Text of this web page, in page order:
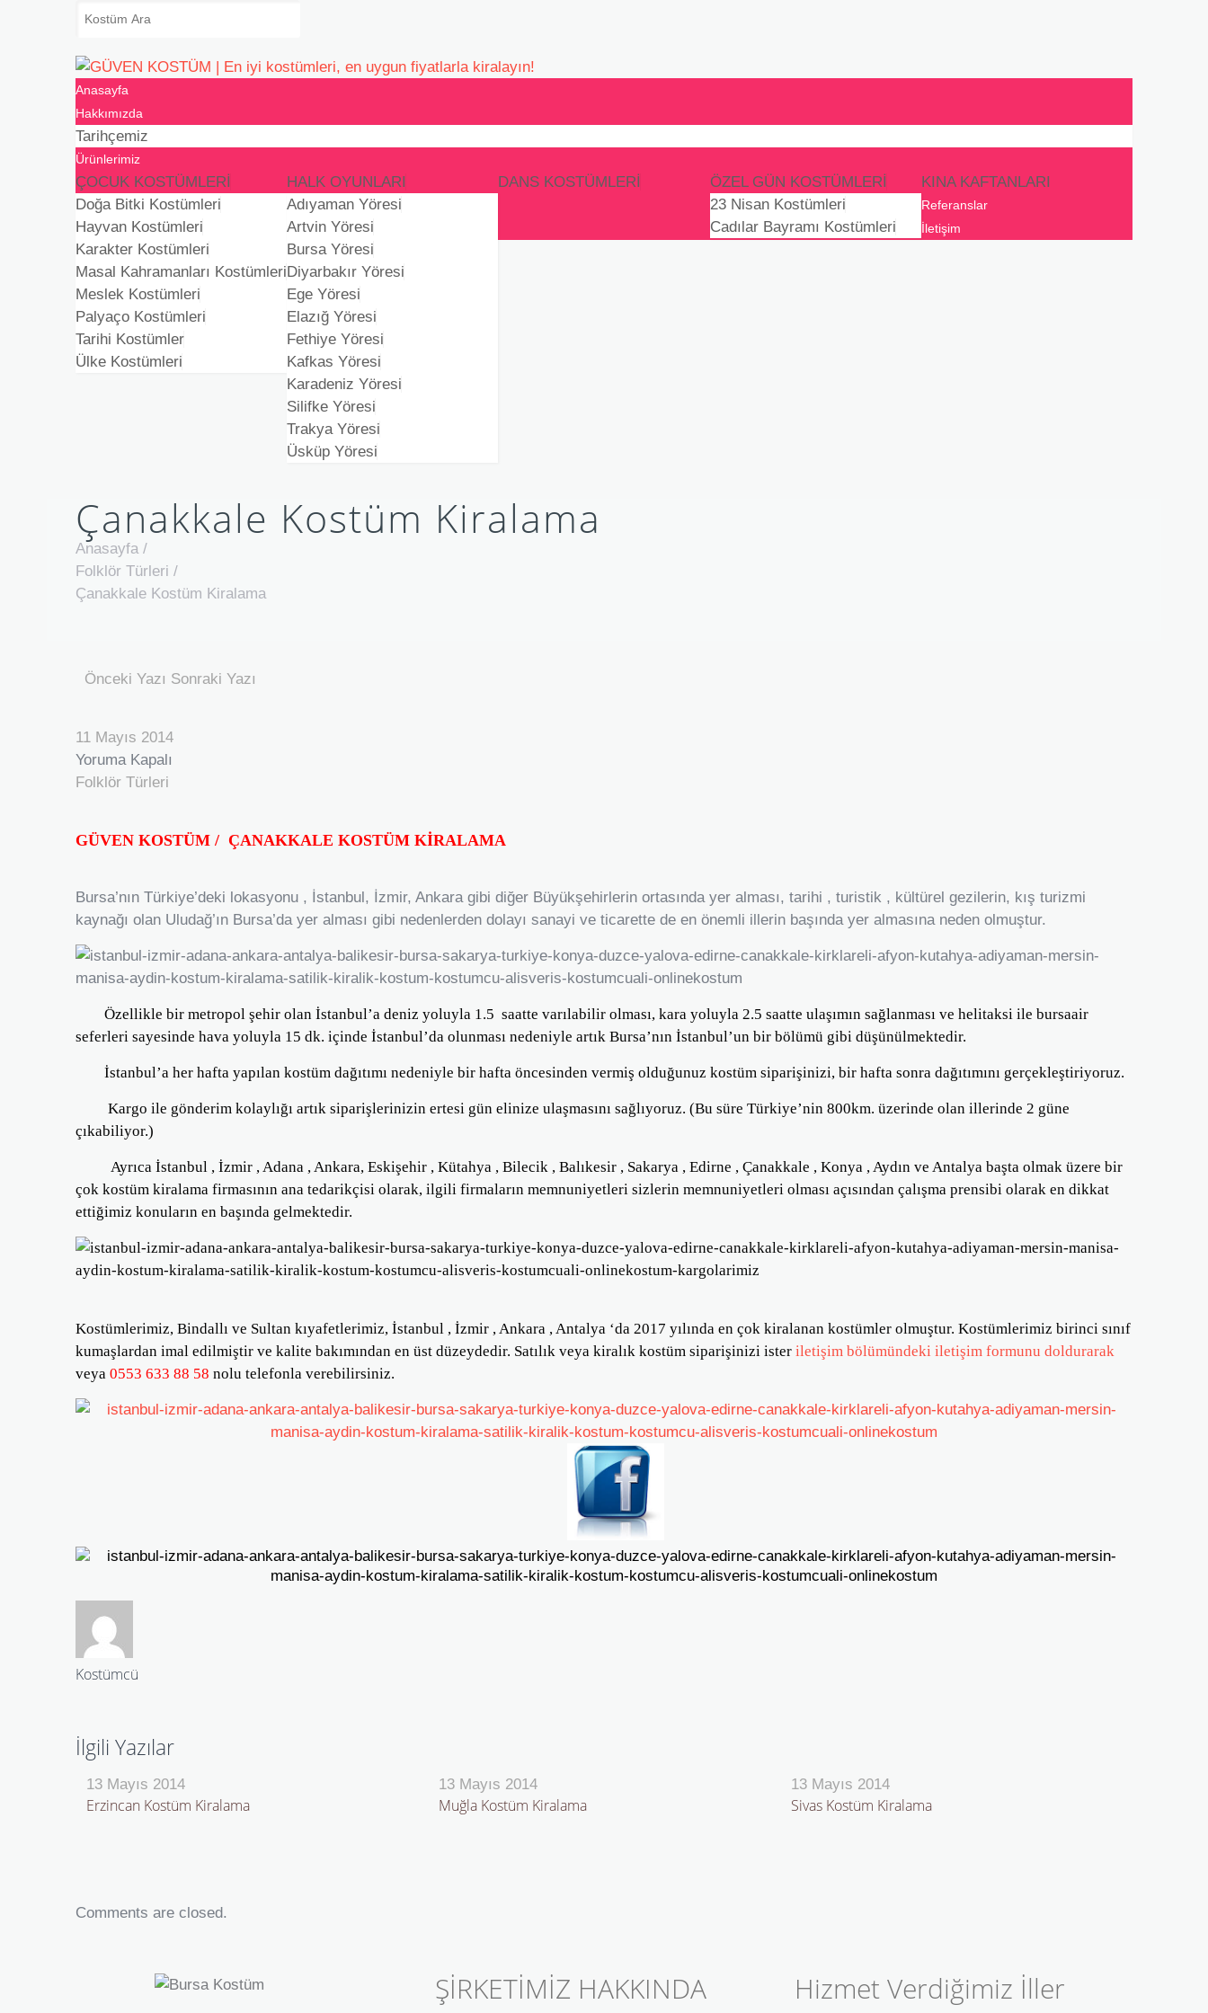
Anasayfa
Hakkımızda
Tarihçemiz
Ürünlerimiz
ÇOCUK KOSTÜMLERI
Doğa Bitki Kostümleri
Hayvan Kostümleri
Karakter Kostümleri
Masal Kahramanları Kostümleri
Meslek Kostümleri
Palyaço Kostümleri
Tarihi Kostümler
Ülke Kostümleri
HALK OYUNLARI
Adıyaman Yöresi
Artvin Yöresi
Bursa Yöresi
Diyarbakır Yöresi
Ege Yöresi
Elazığ Yöresi
Fethiye Yöresi
Kafkas Yöresi
Karadeniz Yöresi
Silifke Yöresi
Trakya Yöresi
Üsküp Yöresi
DANS KOSTÜMLERI
ÖZEL GÜN KOSTÜMLERI
23 Nisan Kostümleri
Cadılar Bayramı Kostümleri
KINA KAFTANLARI
Referanslar
İletişim
Çanakkale Kostüm Kiralama
Anasayfa /
Folklör Türleri /
Çanakkale Kostüm Kiralama
Önceki Yazı Sonraki Yazı
11 Mayıs 2014
Yoruma Kapalı
Folklör Türleri
GÜVEN KOSTÜM / ÇANAKKALE KOSTÜM KİRALAMA
Bursa’nın Türkiye’deki lokasyonu , İstanbul, İzmir, Ankara gibi diğer Büyükşehirlerin ortasında yer alması, tarihi , turistik , kültürel gezilerin, kış turizmi
kaynağı olan Uludağ’ın Bursa’da yer alması gibi nedenlerden dolayı sanayi ve ticarette de en önemli illerin başında yer almasına neden olmuştur.
Özellikle bir metropol şehir olan İstanbul’a deniz yoluyla 1.5 saatte varılabilir olması, kara yoluyla 2.5 saatte ulaşımın sağlanması ve helitaksi ile bursaair
seferleri sayesinde hava yoluyla 15 dk. içinde İstanbul’da olunması nedeniyle artık Bursa’nın İstanbul’un bir bölümü gibi düşünülmektedir.
İstanbul’a her hafta yapılan kostüm dağıtımı nedeniyle bir hafta öncesinden vermiş olduğunuz kostüm siparişinizi, bir hafta sonra dağıtımını gerçekleştiriyoruz.
Kargo ile gönderim kolaylığı artık siparişlerinizin ertesi gün elinize ulaşmasını sağlıyoruz. (Bu süre Türkiye’nin 800km. üzerinde olan illerinde 2 güne
çıkabiliyor.)
Ayrıca İstanbul , İzmir , Adana , Ankara, Eskişehir , Kütahya , Bilecik , Balıkesir , Sakarya , Edirne , Çanakkale , Konya , Aydın ve Antalya başta olmak üzere bir
çok kostüm kiralama firmasının ana tedarikçisi olarak, ilgili firmaların memnuniyetleri sizlerin memnuniyetleri olması açısından çalışma prensibi olarak en dikkat
ettiğimiz konuların en başında gelmektedir.
Kostümlerimiz, Bindallı ve Sultan kıyafetlerimiz, İstanbul , İzmir , Ankara , Antalya ‘da 2017 yılında en çok kiralanan kostümler olmuştur. Kostümlerimiz birinci sınıf
kumaşlardan imal edilmiştir ve kalite bakımından en üst düzeydedir. Satılık veya kiralık kostüm siparişinizi ister iletişim bölümündeki iletişim formunu doldurarak
veya 0553 633 88 58 nolu telefonla verebilirsiniz.
Kostümcü
İlgili Yazılar
13 Mayıs 2014
Erzincan Kostüm Kiralama
13 Mayıs 2014
Muğla Kostüm Kiralama
13 Mayıs 2014
Sivas Kostüm Kiralama
Comments are closed.
ŞİRKETİMİZ HAKKINDA Hizmet Verdiğimiz İller